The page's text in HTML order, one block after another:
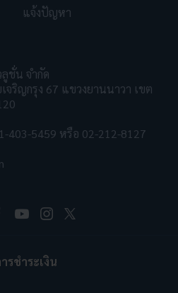
แจ้งปัญหา
ชั่น จำกัด
จริญกรุง 67 แขวงยานนาวา เขต
403-5459 หรือ 02-212-8127
รชำระเงิน